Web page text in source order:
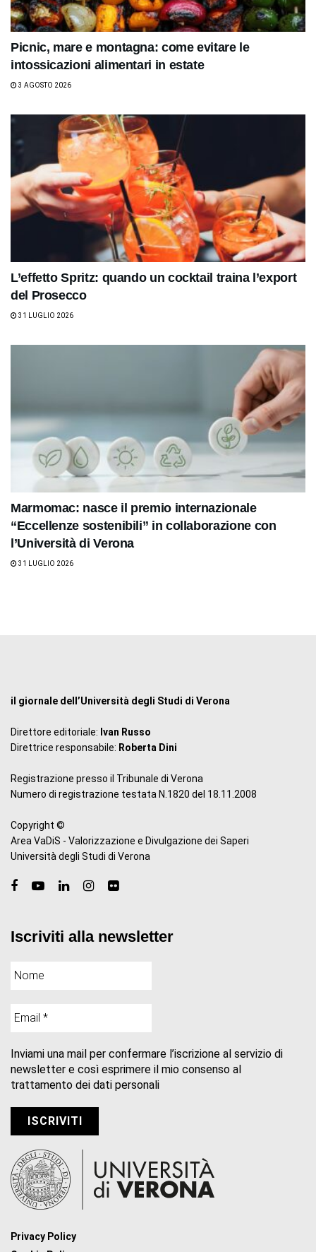
Picnic, mare e montagna: come evitare le
intossicazioni alimentari in estate
3 AGOSTO 2026
L’effetto Spritz: quando un cocktail traina l’export
del Prosecco
31 LUGLIO 2026
Marmomac: nasce il premio internazionale
“Eccellenze sostenibili” in collaborazione con
l’Università di Verona
31 LUGLIO 2026
il giornale dell’Università degli Studi di Verona
Direttore editoriale: Ivan Russo
Direttrice responsabile: Roberta Dini
Registrazione presso il Tribunale di Verona
Numero di registrazione testata N.1820 del 18.11.2008
Copyright ©
Area VaDiS - Valorizzazione e Divulgazione dei Saperi
Università degli Studi di Verona
Iscriviti alla newsletter
Inviami una mail per confermare l’iscrizione al servizio di
newsletter e così esprimere il mio consenso al
trattamento dei dati personali
Privacy Policy